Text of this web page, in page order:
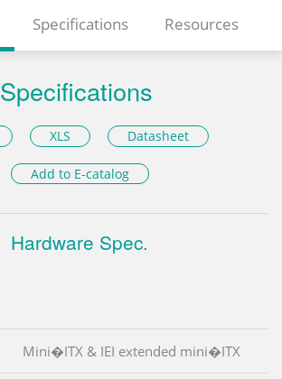
Specifications Resources
Specifications
XLS Datasheet
Add to E-catalog
Hardware Spec.
Mini�ITX & IEI extended mini�ITX